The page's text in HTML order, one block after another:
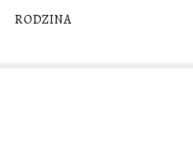
RODZINA